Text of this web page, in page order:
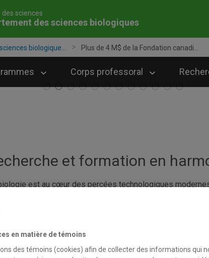
des sciences
des sciences biologiques
biologique... Plus de 4 M$ de la Fondation canadi...
Corps professoral
et formation en
est au cœur des percées technologiques
de la génétique, de la biotechnologie, de l'agriculture,
biologiques de l’UQAM est l’un des départements
de subventions de recherche. La plupart de ses
écologie, santé environnementale et toxicologie, et
pédagogique innovatrice - l’apprentissage par
en matière de témoins
des témoins (cookies) afin de collecter des informations qui